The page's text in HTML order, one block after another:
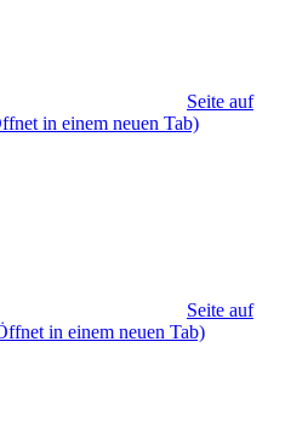
Seite auf
in einem neuen Tab)
Seite auf
in einem neuen Tab)